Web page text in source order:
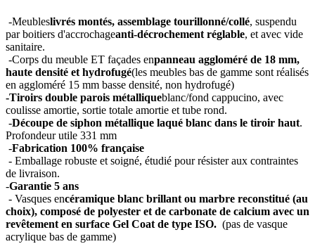
-Meubleslivrés montés, assemblage tourillonné/collé, suspendu
par boitiers d'accrochageanti-décrochement réglable, et avec vide
sanitaire.
-Corps du meuble ET façades enpanneau aggloméré de 18 mm,
haute densité et hydrofugé(les meubles bas de gamme sont réalisés
en aggloméré 15 mm basse densité, non hydrofugé)
-Tiroirs double parois métalliqueblanc/fond cappucino, avec
coulisse amortie, sortie totale amortie et tube rond.
-Découpe de siphon métallique laqué blanc dans le tiroir haut.
Profondeur utile 331 mm
-Fabrication 100% française
- Emballage robuste et soigné, étudié pour résister aux contraintes
de livraison.
-Garantie 5 ans
- Vasques encéramique blanc brillant ou marbre reconstitué (au
choix), composé de polyester et de carbonate de calcium avec un
revêtement en surface Gel Coat de type ISO. (pas de vasque
acrylique bas de gamme)